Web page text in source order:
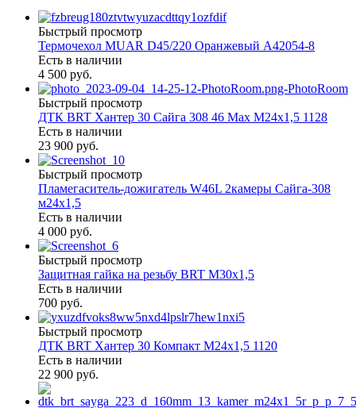
Быстрый просмотр
Термочехол MUAR D45/220 Оранжевый А42054-8
Есть в наличии
4 500 руб.
Быстрый просмотр
ДТК BRT Хантер 30 Сайга 308 46 Max М24х1,5 1128
Есть в наличии
23 900 руб.
Быстрый просмотр
Пламегаситель-дожигатель W46L 2камеры Сайга-308
м24х1,5
Есть в наличии
4 000 руб.
Быстрый просмотр
Защитная гайка на резьбу BRT М30х1,5
Есть в наличии
700 руб.
Быстрый просмотр
ДТК BRT Хантер 30 Компакт М24х1,5 1120
Есть в наличии
22 900 руб.